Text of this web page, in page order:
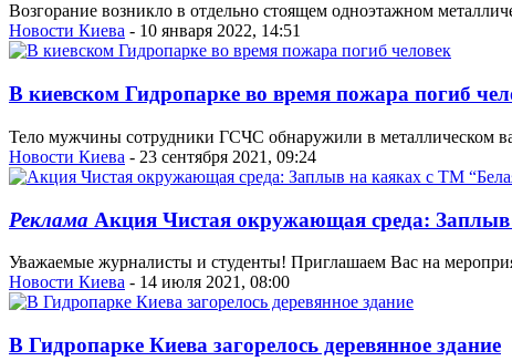
Возгорание возникло в отдельно стоящем одноэтажном
Новости Киева - 10 января 2022, 14:51
В киевском Гидропарке во время пожара погиб
Тело мужчины сотрудники ГСЧС обнаружили в металлическом
Новости Киева - 23 сентября 2021, 09:24
Реклама Акция Чистая окружающая среда:
Уважаемые журналисты и студенты! Приглашаем Вас на
Новости Киева - 14 июля 2021, 08:00
В Гидропарке Киева загорелось деревянное здание